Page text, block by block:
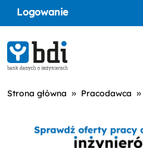
Logowanie
Strona główna » Pracodawca »